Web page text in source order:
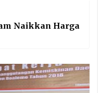
Naikkan Harga